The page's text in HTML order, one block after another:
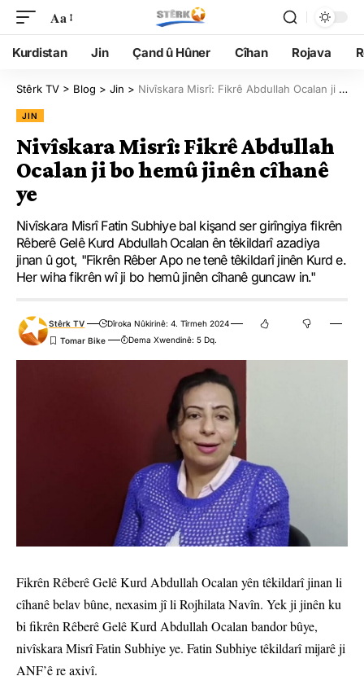
Aa
Kurdistan Jin Çand û Hûner Cîhan Rojava
Stêrk TV > Blog > Jin > Nivîskara Misrî: Fikrê Abdullah Ocalan ji bo hemû jinên cîhanê ye
JIN
Nivîskara Misrî: Fikrê Abdullah
Ocalan ji bo hemû jinên cîhanê
ye
Nivîskara Misrî Fatin Subhiye bal kişand ser girîngiya fikrên
Rêberê Gelê Kurd Abdullah Ocalan ên têkildarî azadiya
jinan û got, "Fikrên Rêber Apo ne tenê têkildarî jinên Kurd e.
Her wiha fikrên wî ji bo hemû jinên cîhanê guncaw in."
Stêrk TV
Dîroka Nûkirinê: 4. Tîrmeh 2024
Dema Xwendinê: 5 Dq.
Fikrên Rêberê Gelê Kurd Abdullah Ocalan yên têkildarî jinan li
cîhanê belav bûne, nexasim jî li Rojhilata Navîn. Yek ji jinên ku
bi fikrên Rêberê Gelê Kurd Abdullah Ocalan bandor bûye,
nivîskara Misrî Fatin Subhiye ye. Fatin Subhiye têkildarî mijarê ji
ANF’ê re axivî.